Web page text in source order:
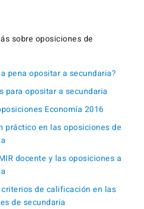
sobre oposiciones de
pena opositar a secundaria?
para opositar a secundaria
Economía 2016
práctico en las oposiciones de
docente y las oposiciones a
de calificación en las
de secundaria